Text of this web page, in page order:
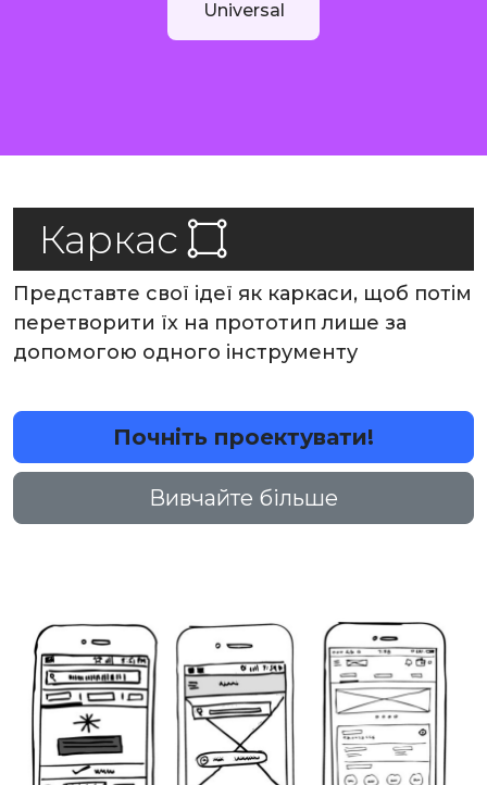
Universal
Каркас
Представте свої ідеї як каркаси, щоб потім
перетворити їх на прототип лише за
допомогою одного інструменту
Почніть проектувати!
Вивчайте більше